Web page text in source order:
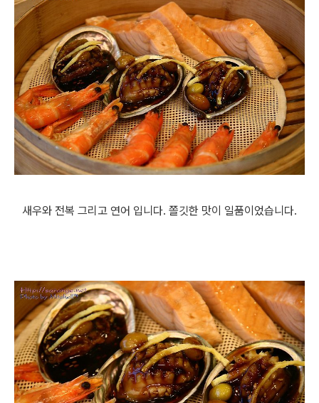
새우와 전복 그리고 연어 입니다. 쫄깃한 맛이 일품이었습니다.